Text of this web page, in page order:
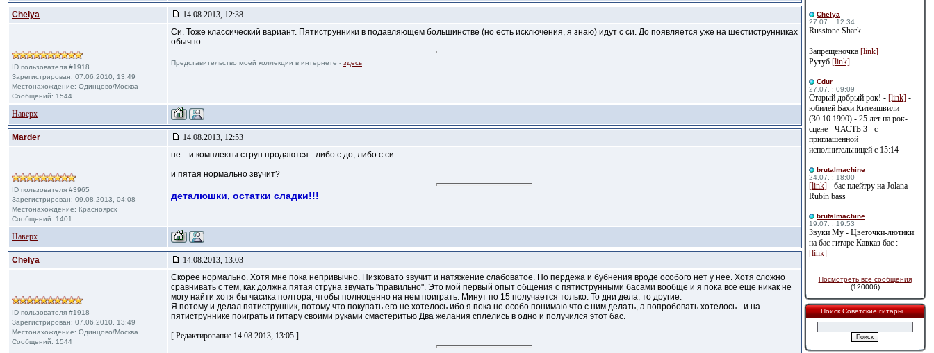
Сhelya 14.08.2013, 12:38
ID пользователя #1918
Зарегистрирован: 07.06.2010, 13:49
Местонахождение: Одинцово/Москва
Сообщений: 1544
Си. Тоже классический вариант. Пятиструнники в подавляющем большинстве (но есть исключения, я знаю) идут с си. До появляется уже на шестиструнниках
обычно.
Представительство моей коллекции в интернете - здесь
Наверх
Marder 14.08.2013, 12:53
ID пользователя #3965
Зарегистрирован: 09.08.2013, 04:08
Местонахождение: Красноярск
Сообщений: 1401
не... и комплекты струн продаются - либо с до, либо с си....
и пятая нормально звучит?
деталюшки, остатки сладки!!!
Наверх
Сhelya 14.08.2013, 13:03
ID пользователя #1918
Зарегистрирован: 07.06.2010, 13:49
Местонахождение: Одинцово/Москва
Сообщений: 1544
Скорее нормально. Хотя мне пока непривычно. Низковато звучит и натяжение слабоватое. Но пердежа и бубнения вроде особого нет у нее. Хотя сложно
сравнивать с тем, как должна пятая струна звучать "правильно". Это мой первый опыт общения с пятиструнными басами вообще и я пока все еще никак не
могу найти хотя бы часика полтора, чтобы полноценно на нем поиграть. Минут по 15 получается только. То дни дела, то другие.
Я потому и делал пятиструнник, потому что покупать его не хотелось ибо я пока не особо понимаю что с ним делать, а попробовать хотелось - и на
пятиструннике поиграть и гитару своими руками смастеритью Два желания сплелись в одно и получился этот бас.
[ Редактирование 14.08.2013, 13:05 ]
Сhelya
27.07. : 12:34
Russtone Shark
Запрещеночка [link]
Рутуб [link]
Cdur
27.07. : 09:09
Старый добрый рок! - [link] -
юбилей Бахи Китеашвили
(30.10.1990) - 25 лет на рок-
сцене - ЧАСТЬ 3 - с
приглашенной
исполнительницей с 15:14
brutalmachine
24.07. : 18:00
[link] - бас плейтру на Jolana
Rubin bass
brutalmachine
19.07. : 19:53
Звуки Му - Цветочки-лютики
на бас гитаре Кавказ бас :
[link]
Посмотреть все сообщения
(120006)
Поиск Советские гитары